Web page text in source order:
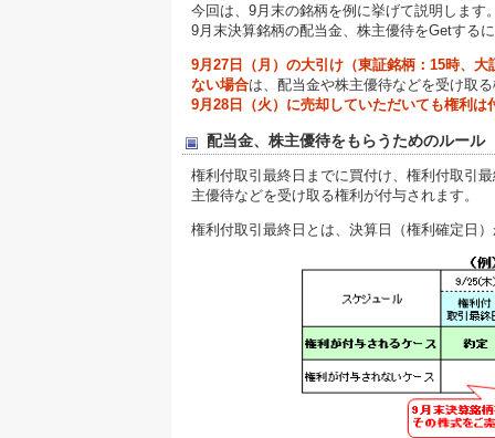
今回は、9月末の銘柄を例に挙げて説明します
9月末決算銘柄の配当金、株主優待をGetする
9月27日（月）の大引け（東証銘柄：15時、
ない場合は、配当金や株主優待などを受け取
9月28日（火）に売却していただいても権利は
配当金、株主優待をもらうためのルール
権利付取引最終日までに買付け、権利付取引
主優待などを受け取る権利が付与されます。
権利付取引最終日とは、決算日（権利確定日